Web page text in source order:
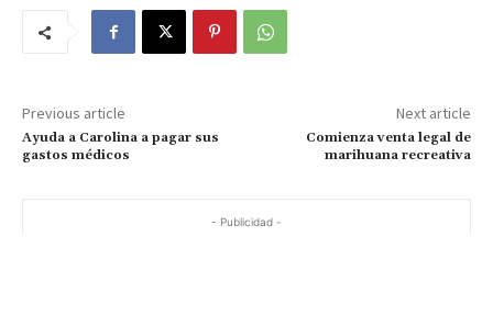
Previous article
Ayuda a Carolina a pagar sus
gastos médicos
Next article
Comienza venta legal de
marihuana recreativa
- Publicidad -